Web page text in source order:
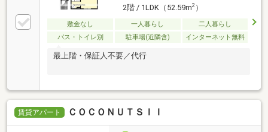
2階 / 1LDK（52.59m2）
敷金なし 一人暮らし
二人暮らし
バス・トイレ別
駐車場(近隣含) インターネット無料
最上階・保証人不要／代行
賃貸アパート ＣＯＣＯＮＵＴＳＩＩ